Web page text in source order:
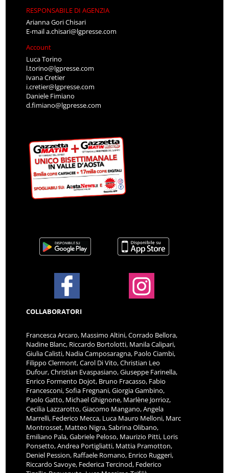
RESPONSABILE DI AGENZIA
Arianna Gori Chisari
E-maila.chisari@lgpresse.com
Account
Luca Torino
l.torino@lgpresse.com
Ivana Cretier
i.cretier@lgpresse.com
Daniele Fimiano
d.fimiano@lgpresse.com
COLLABORATORI
Francesca Arcaro, Massimo Altini, Corrado Bellora,
Nadine Blanc, Riccardo Bortolotti, Manila Calipari,
Giulia Calisti, Nadia Camposaragna, Paolo Ciambi,
Filippo Clermont, Carol Di Vito, Christian Leo
Dufour, Christian Evaspasiano, Giuseppe Farinella,
Enrico Formento Dojot, Bruno Fracasso, Fabio
Francesconi, Sofia Fregnani, Giorgia Gambino,
Paolo Gatto, Michael Ghignone, Marlène Jorrioz,
Cecilia Lazzarotto, Giacomo Mangano, Angela
Marrelli, Federico Mecca, Luca Mauro Melloni, Marc
Montrosset, Matteo Nigra, Sabrina Olibano,
Emiliano Pala, Gabriele Peloso, Maurizio Pitti, Loris
Ponsetto, Andrea Portigliatti, Mattia Pramotton,
Deniel Pession, Raffaele Romano, Enrico Ruggeri,
Riccardo Savoye, Federica Tercinod, Federico